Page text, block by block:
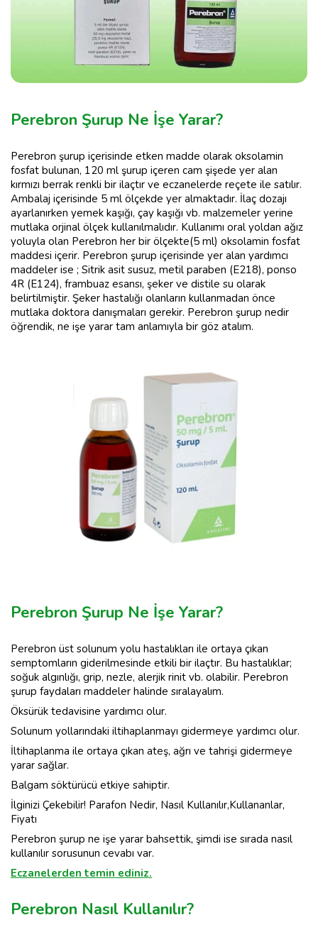
Perebron Şurup Ne İşe Yarar?
Perebron şurup içerisinde etken madde olarak oksolamin
fosfat bulunan, 120 ml şurup içeren cam şişede yer alan
kırmızı berrak renkli bir ilaçtır ve eczanelerde reçete ile satılır.
Ambalaj içerisinde 5 ml ölçekde yer almaktadır. İlaç dozajı
ayarlanırken yemek kaşığı, çay kaşığı vb. malzemeler yerine
mutlaka orjinal ölçek kullanılmalıdır. Kullanımı oral yoldan ağız
yoluyla olan Perebron her bir ölçekte(5 ml) oksolamin fosfat
maddesi içerir. Perebron şurup içerisinde yer alan yardımcı
maddeler ise ; Sitrik asit susuz, metil paraben (E218), ponso
4R (E124), frambuaz esansı, şeker ve distile su olarak
belirtilmiştir. Şeker hastalığı olanların kullanmadan önce
mutlaka doktora danışmaları gerekir. Perebron şurup nedir
öğrendik, ne işe yarar tam anlamıyla bir göz atalım.
Perebron Şurup Ne İşe Yarar?
Perebron üst solunum yolu hastalıkları ile ortaya çıkan
semptomların giderilmesinde etkili bir ilaçtır. Bu hastalıklar;
soğuk algınlığı, grip, nezle, alerjik rinit vb. olabilir. Perebron
şurup faydaları maddeler halinde sıralayalım.
Öksürük tedavisine yardımcı olur.
Solunum yollarındaki iltihaplanmayı gidermeye yardımcı olur.
İltihaplanma ile ortaya çıkan ateş, ağrı ve tahrişi gidermeye
yarar sağlar.
Balgam söktürücü etkiye sahiptir.
İlginizi Çekebilir! Parafon Nedir, Nasıl Kullanılır,Kullananlar,
Fiyatı
Perebron şurup ne işe yarar bahsettik, şimdi ise sırada nasıl
kullanılır sorusunun cevabı var.
Eczanelerden temin ediniz.
Perebron Nasıl Kullanılır?